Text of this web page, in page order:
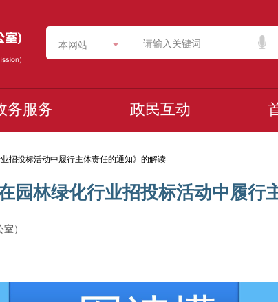
本网站
务服务 政民互动
招投标活动中履行主体责任的通知》的解读
园林绿化行业招投标活动中履行
）